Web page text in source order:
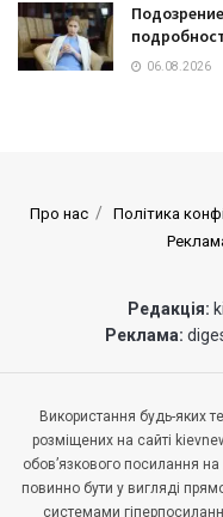
06.08.2026
Про нас Політика
Редакція:
Реклама:
Використання будь-яких
розміщених на сайті
обов’язкового посилання
повинно бути у вигляді
системами